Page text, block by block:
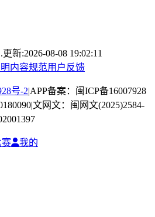
更新:2026-08-08 19:02:11
内容规范用户反馈
号-2|APP备案：闽ICP备16007928
|文网文：闽网文(2025)2584-
赛 我的